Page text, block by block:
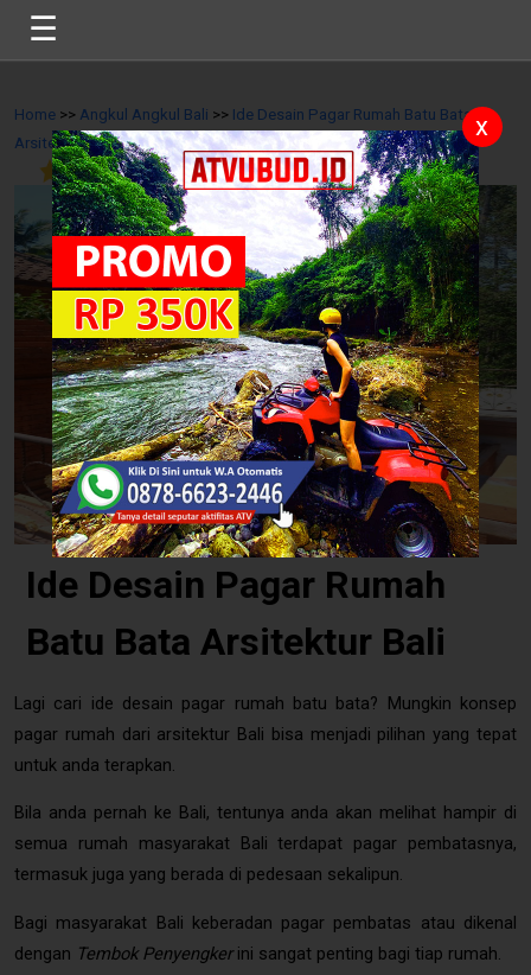
x
☰
Home >> Angkul Angkul Bali >> Ide Desain Pagar Rumah Batu Bata
Arsitektur Bali >>
5/ 10Reviews
Ide Desain Pagar Rumah
Batu Bata Arsitektur Bali
Lagi cari ide desain pagar rumah batu bata? Mungkin konsep
pagar rumah dari arsitektur Bali bisa menjadi pilihan yang tepat
untuk anda terapkan.
Bila anda pernah ke Bali, tentunya anda akan melihat hampir di
semua rumah masyarakat Bali terdapat pagar pembatasnya,
termasuk juga yang berada di pedesaan sekalipun.
Bagi masyarakat Bali keberadan pagar pembatas atau dikenal
dengan Tembok Penyengkerini sangat penting bagi tiap rumah.